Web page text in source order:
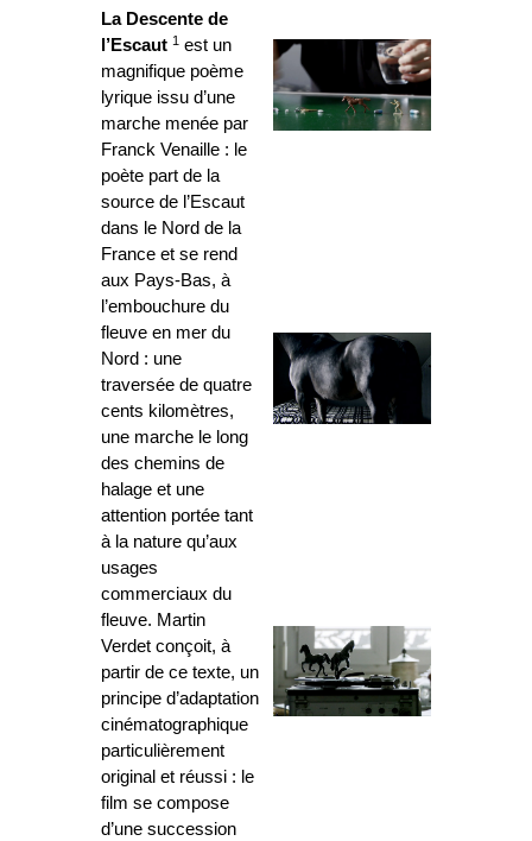
La Descente de
l’Escaut 1 est un
magnifique poème
lyrique issu d’une
marche menée par
Franck Venaille : le
poète part de la
source de l’Escaut
dans le Nord de la
France et se rend
aux Pays-Bas, à
l’embouchure du
fleuve en mer du
Nord : une
traversée de quatre
cents kilomètres,
une marche le long
des chemins de
halage et une
attention portée tant
à la nature qu’aux
usages
commerciaux du
fleuve. Martin
Verdet conçoit, à
partir de ce texte, un
principe d’adaptation
cinématographique
particulièrement
original et réussi : le
film se compose
d’une succession